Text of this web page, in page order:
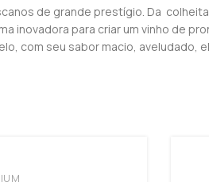
de grande prestígio. Da colheita
inovadora para criar um vinho de
com seu sabor macio,